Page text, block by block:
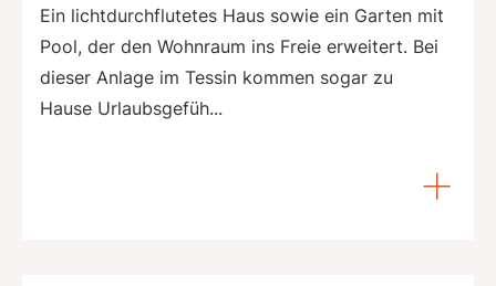
Ein lichtdurchflutetes Haus sowie ein Garten mit
Pool, der den Wohnraum ins Freie erweitert. Bei
dieser Anlage im ­Tessin kommen sogar zu
Hause ­Urlaubsgefüh...